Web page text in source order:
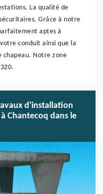
La qualité de
Grâce à notre
aptes à
conduit ainsi que la
chapeau. Notre zone
d'installation
Chantecoq dans le